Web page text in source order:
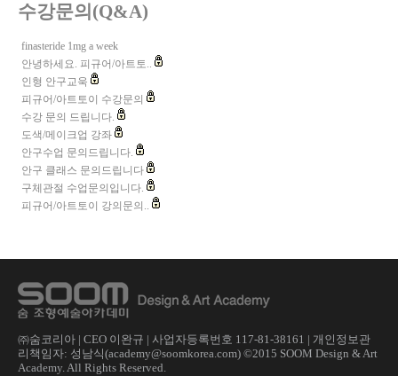
수강문의(Q&A)
finasteride 1mg a week
안녕하세요. 피규어/아트토..
인형 안구교욱
피규어/아트토이 수강문의
수강 문의 드립니다.
도색/메이크업 강좌
안구수업 문의드립니다.
안구 클래스 문의드립니다
구체관절 수업문의입니다.
피규어/아트토이 강의문의..
㈜숨코리아 | CEO 이완규 | 사업자등록번호 117-81-38161 | 개인정보관
리책임자: 성남식(academy@soomkorea.com) ©2015 SOOM Design & Art
Academy. All Rights Reserved.